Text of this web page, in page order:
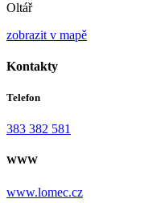
Oltář
zobrazit v mapě
Kontakty
Telefon
383 382 581
WWW
www.lomec.cz